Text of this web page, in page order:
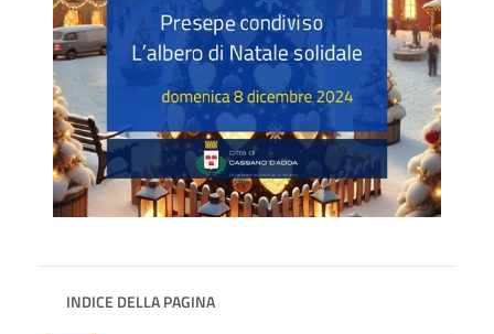
INDICE DELLA PAGINA